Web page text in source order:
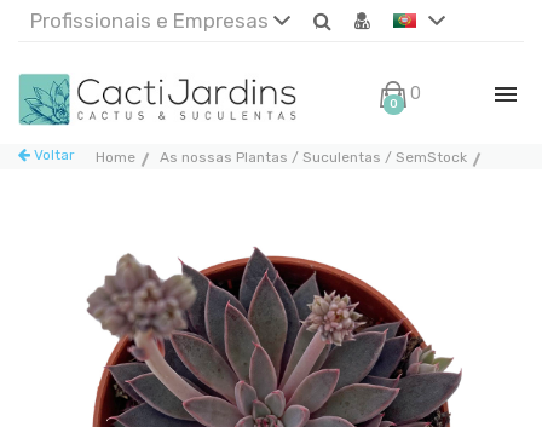
Profissionais e Empresas
0 0€
Home As nossas Plantas / Suculentas / SemStock
Voltar